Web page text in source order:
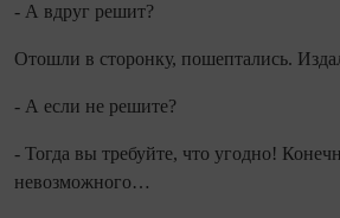
- А вдруг решит?
Отошли в сторонку, пошептались.
- А если не решите?
- Тогда вы требуйте, что угодно!
невозможного…